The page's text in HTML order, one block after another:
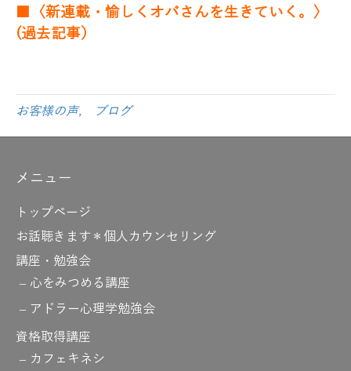
■〈新連載・愉しくオバさんを生きていく。〉
(過去記事）
お客様の声, ブログ
メニュー
トップページ
お話聴きます＊個人カウンセリング
講座・勉強会
心をみつめる講座
アドラー心理学勉強会
資格取得講座
カフェキネシ